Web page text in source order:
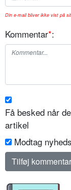
Din e-mail bliver ikke vist på
Kommentar*:
Få besked når
artikel
Modtag